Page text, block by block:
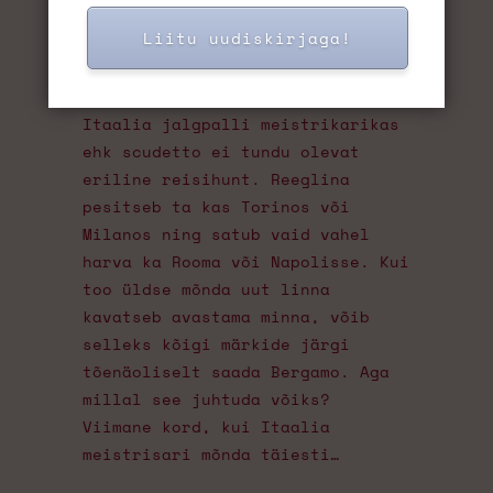
õhust?
märts 24, 2025Välismaa
Itaalia jalgpalli meistrikarikas
ehk scudetto ei tundu olevat
eriline reisihunt. Reeglina
pesitseb ta kas Torinos või
Milanos ning satub vaid vahel
harva ka Rooma või Napolisse. Kui
too üldse mõnda uut linna
kavatseb avastama minna, võib
selleks kõigi märkide järgi
tõenäoliselt saada Bergamo. Aga
millal see juhtuda võiks?
Viimane kord, kui Itaalia
meistrisari mõnda täiesti…
Liitu uudiskirjaga!